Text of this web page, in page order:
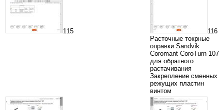
115
116
Расточные токрные
оправки Sandvik
Coromant CoroTurn 107
для обратного
растачивания
Закрепление сменных
режущих пластин
винтом